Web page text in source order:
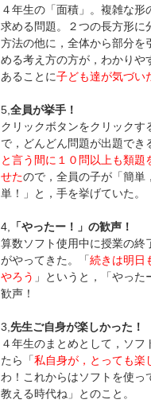
４年生の「面積」。複雑な形
求める問題。２つの長方形に
方法の他に，全体から部分を
める考え方の方が，わかりや
あることに子ども達が気づい
5, 全員が挙手！
クリックボタンをクリックす
で，どんどん問題が出題でき
と言う間に１０問以上も類題
せたので，全員の子が「簡単
単！」と，手を挙げていた。
4,
「やったー！」の歓声！
算数ソフト使用中に授業の終
がやってきた。「続きは明日
やろう 」というと，「やった
歓声！
3, 先生ご自身が楽しかった！
４年生のまとめとして，ソフ
たら「私自身が，とっても楽
わ！これからはソフトを使っ
教える時代ね」とのこと。